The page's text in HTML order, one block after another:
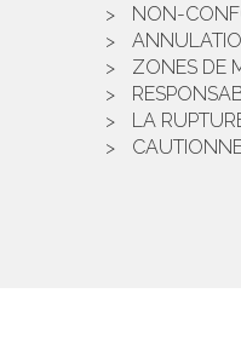
NON-
ZONES DE
LA